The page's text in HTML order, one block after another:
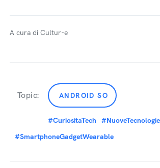
A cura di Cultur-e
Topic: ANDROID SO
#CuriositaTech
#NuoveTecnologie
#SmartphoneGadgetWearable